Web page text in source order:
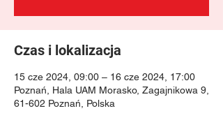
Czas i lokalizacja
15 cze 2024, 09:00 – 16 cze 2024, 17:00
Poznań, Hala UAM Morasko, Zagajnikowa 9,
61-602 Poznań, Polska